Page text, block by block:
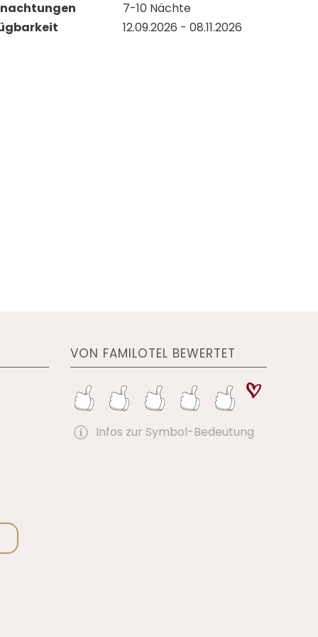
7-10 Nächte
12.09.2026 - 08.11.2026
VON FAMILOTEL BEWERTET
Infos zur Symbol-Bedeutung